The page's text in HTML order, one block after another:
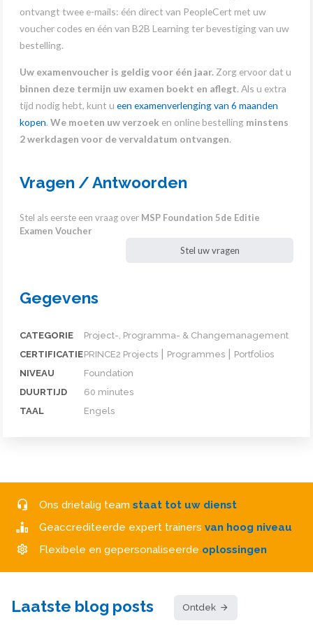
ontvangt twee e-mails: één direct van PeopleCert met uw
voucher codes en één van B2B Learning ter bevestiging van uw
bestelling.
Uw examenvoucher is geldig voor één jaar. Zorg ervoor dat u
binnen deze termijn uw examen boekt en aflegt. Als u extra
tijd nodig hebt, kunt u een examenverlenging van 6 maanden
kopen. We moeten uw verzoek en online bestelling minstens
2 werkdagen voor de vervaldatum ontvangen.
Vragen / Antwoorden
Stel als eerste een vraag over MSP Foundation 5de Editie
Examen Voucher
Stel uw vragen
Gegevens
CATEGORIE
Project-, Programma- & Changemanagement
CERTIFICATIEPRINCE2 Projects ⎮ Programmes ⎮ Portfolios
NIVEAU
Foundation
DUURTIJD
60 minutes
TAAL
Engels
Ons drietalig team staat tot uw dienst
Geaccrediteerde expert trainers van hoog niveau
Flexibele en gepersonaliseerde oplossingen
Laatste blog posts Ontdek